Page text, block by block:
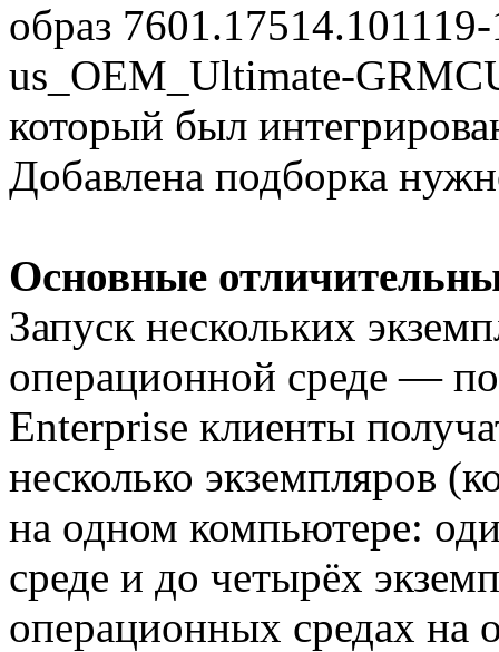
образ
us_OEM_Ultimate-
который был
Добавлена подборка
Основные
Запуск нескольких
операционной среде —
Enterprise клиенты
несколько экземпляров
на одном компьютере:
среде и до четырёх
операционных средах на